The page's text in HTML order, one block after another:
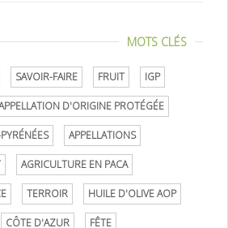
MOTS CLÉS
SAVOIR-FAIRE FRUIT IGP
D'ORIGINE PROTÉGÉE
APPELLATIONS
AGRICULTURE EN PACA
TERROIR HUILE D'OLIVE AOP
CÔTE D'AZUR FÊTE